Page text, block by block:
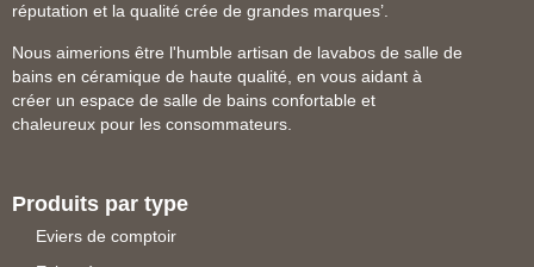
réputation et la qualité crée de grandes marques’.
Nous aimerions être l'humble artisan de lavabos de salle de
bains en céramique de haute qualité, en vous aidant à
créer un espace de salle de bains confortable et
chaleureux pour les consommateurs.
Produits par type
Eviers de comptoir